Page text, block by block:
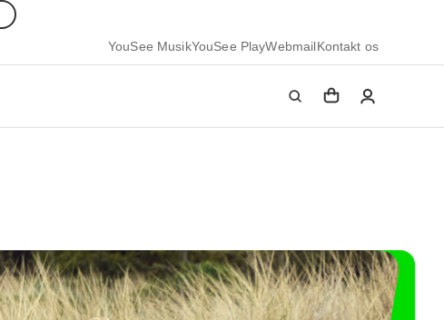
YouSee MusikYouSee PlayWebmailKontakt os